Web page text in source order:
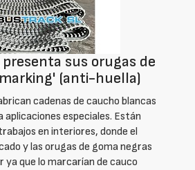
sus orugas de
(anti-huella)
cadenas de caucho blancas
especiales. Están
en interiores, donde el
y las orugas de goma negras
ya que lo marcarían de cauco